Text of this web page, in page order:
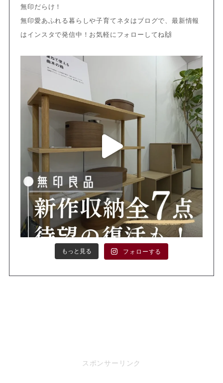
無印だらけ！
無印愛あふれる暮らしや子育てネタはブログで、最新情報
はインスタで発信中！お気軽にフォローしてね🙌
もっと見る フォローする
スポンサーリンク